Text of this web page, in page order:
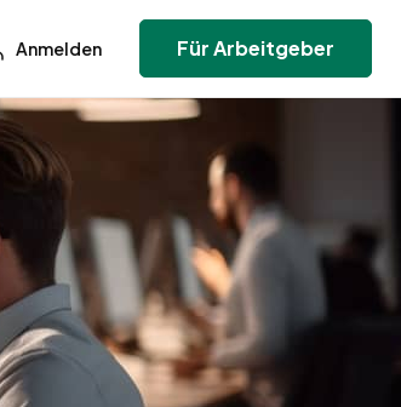
Anmelden Für Arbeitgeber